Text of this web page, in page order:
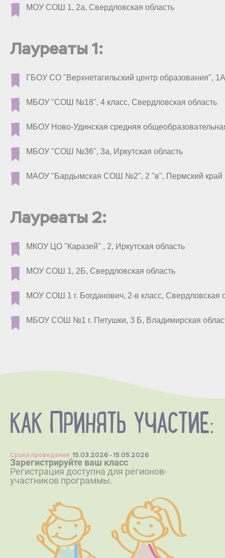
МОУ СОШ 1, 2а, Свердловская область
Лауреаты 1:
ГБОУ СО "Верхнетагильский центр образования",
МБОУ "СОШ №18", 4 класс, Свердловская область
МБОУ Ново-Удинская средняя
МБОУ "СОШ №36", 3а, Иркутская область
МАОУ "Бардымская СОШ №2", 2 "в", Пермский край
Лауреаты 2:
МКОУ ЦО "Каразей" , 2, Иркутская область
МОУ СОШ 1, 2Б, Свердловская область
МОУ СОШ 1 г. Богданович, 2-в класс, Свердловская
МБОУ СОШ №1 г. Петушки, 3 Б, Владимирская
КАК ПРИНЯТЬ УЧАСТИЕ:
Сроки проведения: 15.03.2026 - 15.05.2026
Зарегистрируйте ваш класс
Регистрация доступна для регионов-
участников программы.